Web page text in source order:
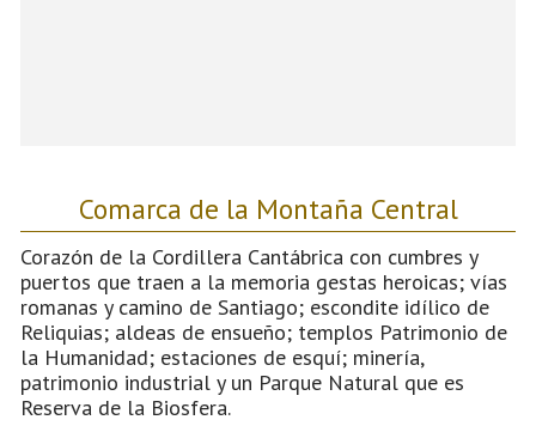
Comarca de la Montaña Central
Corazón de la Cordillera Cantábrica con cumbres y
puertos que traen a la memoria gestas heroicas; vías
romanas y camino de Santiago; escondite idílico de
Reliquias; aldeas de ensueño; templos Patrimonio de
la Humanidad; estaciones de esquí; minería,
patrimonio industrial y un Parque Natural que es
Reserva de la Biosfera.